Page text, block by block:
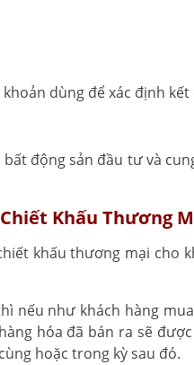
dùng để xác định
động sản đầu tư và
Khấu Thương
khấu thương mại cho
nếu như khách hàng
hóa đã bán ra sẽ
hoặc trong kỳ sau đó.